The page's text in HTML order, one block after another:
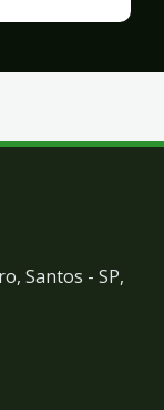
Santos - SP,